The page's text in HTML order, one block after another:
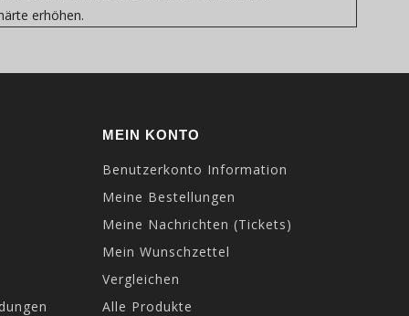
erhöhen.
MEIN KONTO
Benutzerkonto Information
Meine Bestellungen
Meine Nachrichten (Tickets)
Mein Wunschzettel
Vergleichen
Alle Produkte